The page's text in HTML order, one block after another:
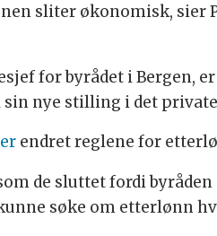
sliter økonomisk, sier
for byrådet i Bergen,
nye stilling i det
endret reglene for
de sluttet fordi
søke om etterlønn